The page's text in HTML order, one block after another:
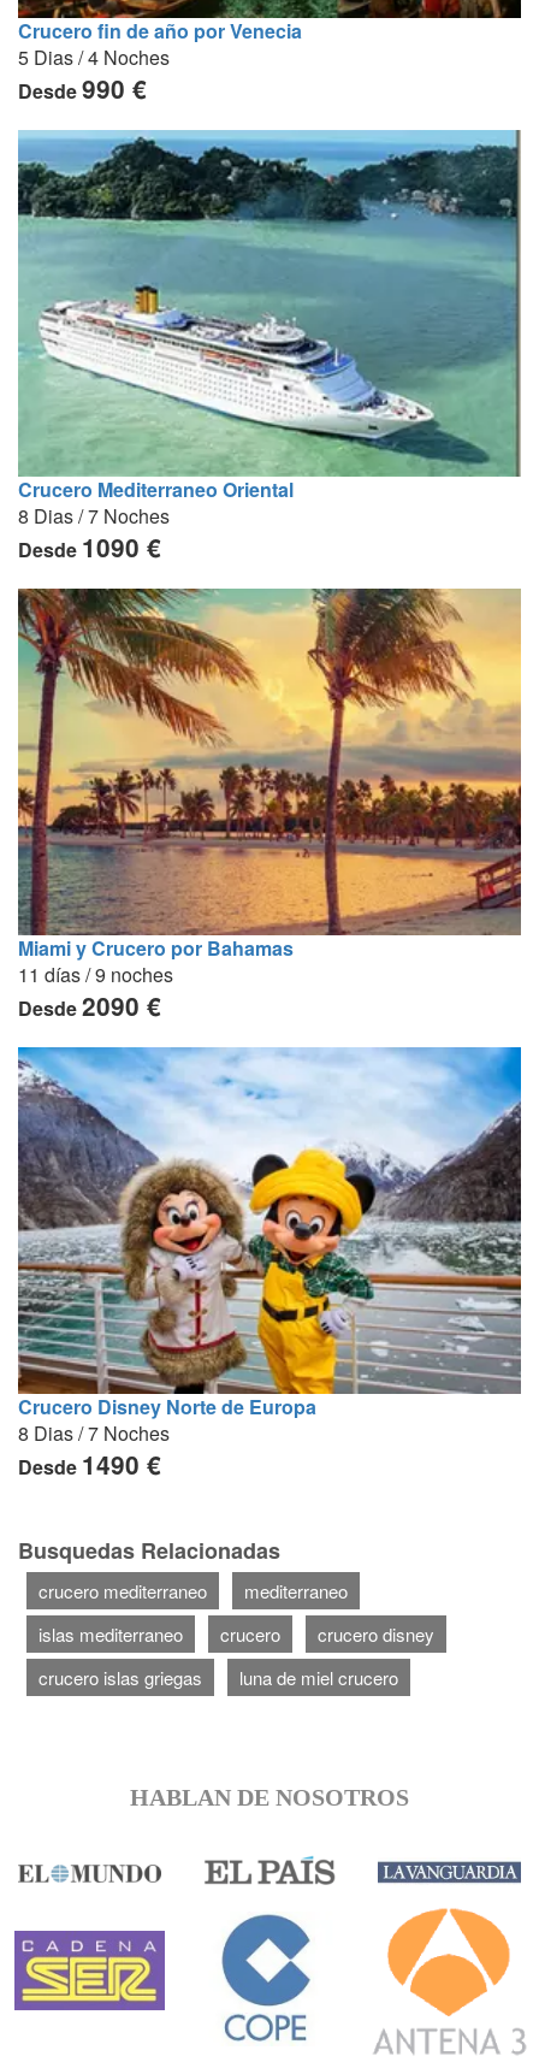
Crucero fin de año por Venecia
5 Dias / 4 Noches
Desde990 €
Crucero Mediterraneo Oriental
8 Dias / 7 Noches
Desde 1090 €
Miami y Crucero por Bahamas
11 días / 9 noches
Desde2090 €
Crucero Disney Norte de Europa
8 Dias / 7 Noches
Desde 1490 €
Busquedas Relacionadas
crucero mediterraneo
mediterraneo
islas mediterraneo
crucero
crucero disney
crucero islas griegas
luna de miel crucero
HABLAN DE NOSOTROS